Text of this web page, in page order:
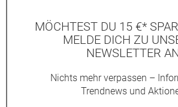
MÖCHTEST DU 15 €*
MELDE DICH ZU
NEWSLETTER
Nichts mehr verpassen –
Trendnews und